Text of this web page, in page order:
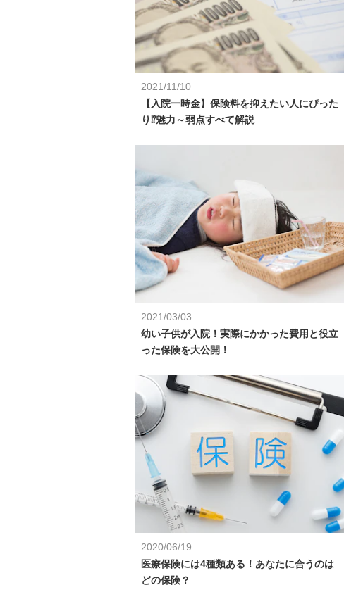
2021/11/10
【入院一時金】保険料を抑えたい人にぴった
り⁉魅力～弱点すべて解説
2021/03/03
幼い子供が入院！実際にかかった費用と役立
った保険を大公開！
2020/06/19
医療保険には4種類ある！あなたに合うのは
どの保険？